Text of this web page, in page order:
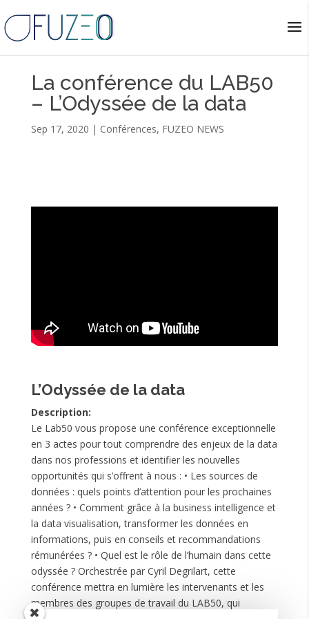
La conférence du LAB50
– L’Odyssée de la data
Sep 17, 2020 | Conférences, FUZEO NEWS
L’Odyssée de la data
Description:
Le Lab50 vous propose une conférence exceptionnelle
en 3 actes pour tout comprendre des enjeux de la data
dans nos professions et identifier les nouvelles
opportunités qui s’offrent à nous : • Les sources de
données : quels points d’attention pour les prochaines
années ? • Comment grâce à la business intelligence et
la data visualisation, transformer les données en
informations, puis en conseils et recommandations
rémunérées ? • Quel est le rôle de l’humain dans cette
odyssée ? Orchestrée par Cyril Degrilart, cette
conférence mettra en lumière les intervenants et les
membres des groupes de travail du LAB50, qui